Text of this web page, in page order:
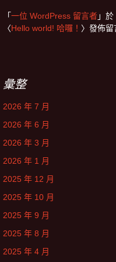
「一位 WordPress 留言者」於
〈Hello world! 哈囉！ 〉發佈留
彙整
2026 年 7 月
2026 年 6 月
2026 年 3 月
2026 年 1 月
2025 年 12 月
2025 年 10 月
2025 年 9 月
2025 年 8 月
2025 年 4 月